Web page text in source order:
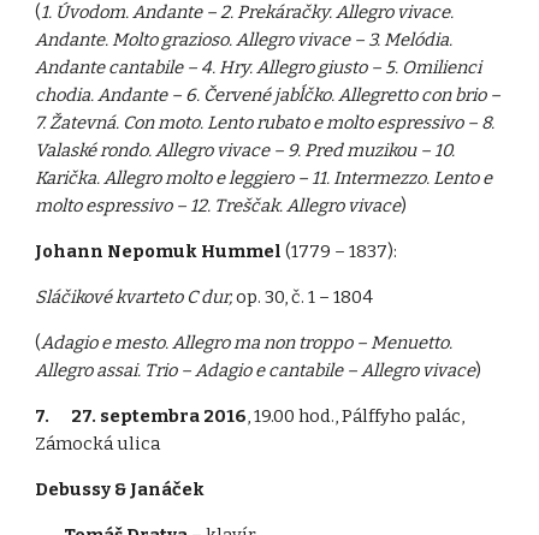
(1. Úvodom. Andante – 2. Prekáračky. Allegro vivace.
Andante. Molto grazioso. Allegro vivace – 3. Melódia.
Andante cantabile – 4. Hry. Allegro giusto – 5. Omilienci
chodia. Andante – 6. Červené jabĺčko. Allegretto con brio –
7. Žatevná. Con moto. Lento rubato e molto espressivo – 8.
Valaské rondo. Allegro vivace – 9. Pred muzikou – 10.
Karička. Allegro molto e leggiero – 11. Intermezzo. Lento e
molto espressivo – 12. Treščak. Allegro vivace)
Johann Nepomuk Hummel(1779 – 1837):
Sláčikové kvarteto C dur,op. 30, č. 1 – 1804
(Adagio e mesto. Allegro ma non troppo – Menuetto.
Allegro assai. Trio – Adagio e cantabile – Allegro vivace)
7. 27. septembra 2016, 19.00 hod., Pálffyho palác,
Zámocká ulica
Debussy & Janáček